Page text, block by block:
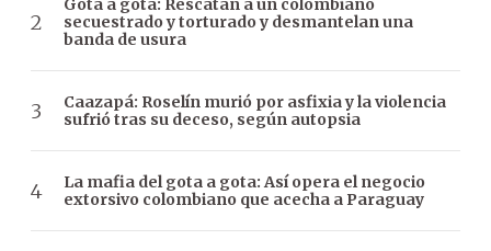
Gota a gota: Rescatan a un colombiano
secuestrado y torturado y desmantelan una
banda de usura
Caazapá: Roselín murió por asfixia y la violencia
sufrió tras su deceso, según autopsia
La mafia del gota a gota: Así opera el negocio
extorsivo colombiano que acecha a Paraguay